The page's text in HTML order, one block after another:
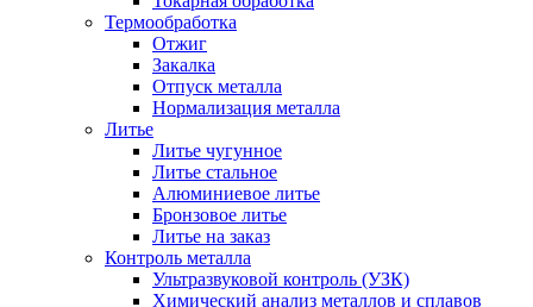
Термообработка
Отжиг
Закалка
Отпуск металла
Нормализация металла
Литье
Литье чугунное
Литье стальное
Алюминиевое литье
Бронзовое литье
Литье на заказ
Контроль металла
Ультразвуковой контроль (УЗК)
Химический анализ металлов и сплавов